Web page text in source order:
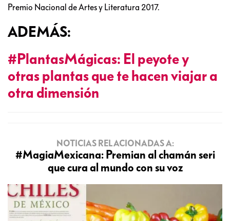
Premio Nacional de Artes y Literatura 2017.
ADEMÁS:
#PlantasMágicas: El peyote y
otras plantas que te hacen viajar a
otra dimensión
NOTICIAS RELACIONADAS A:
#MagiaMexicana: Premian al chamán seri
que cura al mundo con su voz